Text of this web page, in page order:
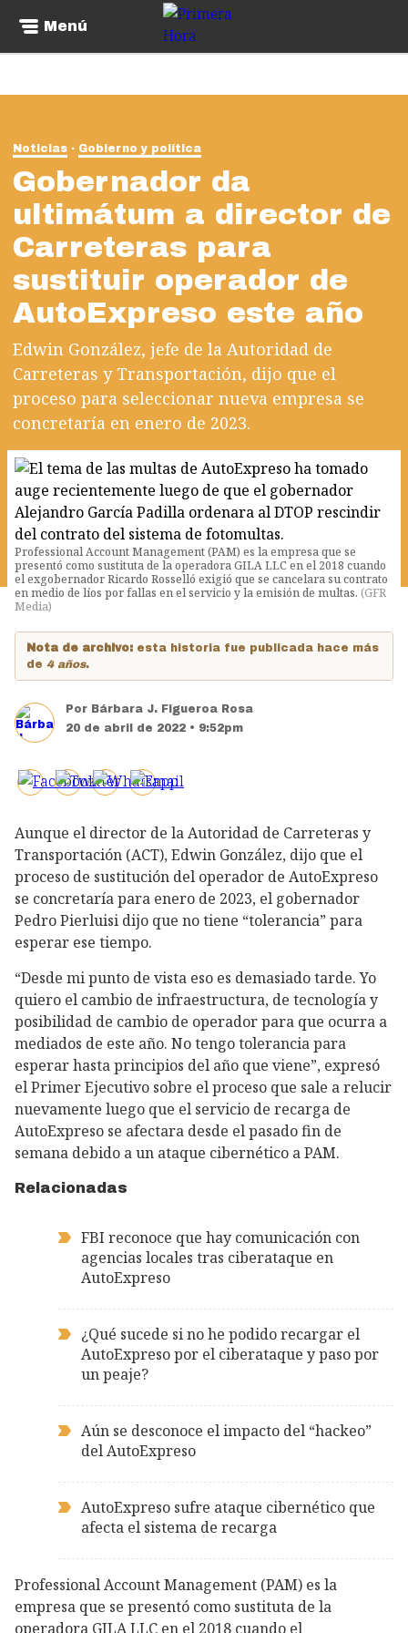
Menú
Noticias Gobierno y política
Gobernador da
ultimátum a director de
Carreteras para
sustituir operador de
AutoExpreso este año
Edwin González, jefe de la Autoridad de
Carreteras y Transportación, dijo que el
proceso para seleccionar nueva empresa se
concretaría en enero de 2023.
Professional Account Management (PAM) es la empresa que se
presentó como sustituta de la operadora GILA LLC en el 2018 cuando
el exgobernador Ricardo Rosselló exigió que se cancelara su contrato
en medio de líos por fallas en el servicio y la emisión de multas. (GFR
Media)
Nota de archivo: esta historia fue publicada hace más
de 4 años.
Por Bárbara J. Figueroa Rosa
20 de abril de 2022 • 9:52pm
Aunque el director de la Autoridad de Carreteras y
Transportación (ACT), Edwin González, dijo que el
proceso de sustitución del operador de AutoExpreso
se concretaría para enero de 2023, el gobernador
Pedro Pierluisi dijo que no tiene “tolerancia” para
esperar ese tiempo.
“Desde mi punto de vista eso es demasiado tarde. Yo
quiero el cambio de infraestructura, de tecnología y
posibilidad de cambio de operador para que ocurra a
mediados de este año. No tengo tolerancia para
esperar hasta principios del año que viene”, expresó
el Primer Ejecutivo sobre el proceso que sale a relucir
nuevamente luego que el servicio de recarga de
AutoExpreso se afectara desde el pasado fin de
semana debido a un ataque cibernético a PAM.
Relacionadas
FBI reconoce que hay comunicación con
agencias locales tras ciberataque en
AutoExpreso
¿Qué sucede si no he podido recargar el
AutoExpreso por el ciberataque y paso por
un peaje?
Aún se desconoce el impacto del “hackeo”
del AutoExpreso
AutoExpreso sufre ataque cibernético que
afecta el sistema de recarga
Professional Account Management (PAM) es la
empresa que se presentó como sustituta de la
operadora GILA LLC en el 2018 cuando el